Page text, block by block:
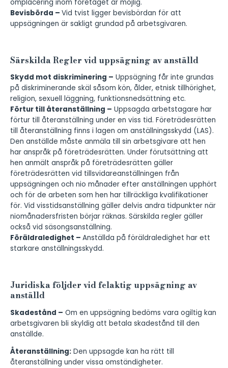
omplacering inom företaget är möjlig.
Bevisbörda –Vid tvist ligger bevisbördan för att
uppsägningen är sakligt grundad på arbetsgivaren.
Särskilda Regler vid uppsägning av anställd
Skydd mot diskriminering – Uppsägning får inte grundas
på diskriminerande skäl såsom kön, ålder, etnisk tillhörighet,
religion, sexuell läggning, funktionsnedsättning etc.
Förtur till återanställning – Uppsagda arbetstagare har
förtur till återanställning under en viss tid. Företrädesrätten
till återanställning finns ilagen om anställningsskydd (LAS).
Den anställde måste anmäla till sin arbetsgivare att hen
har anspråk på företrädesrätten. Under förutsättning att
hen anmält anspråk på företrädesrätten gäller
företrädesrätten vid tillsvidareanställningen från
uppsägningen och nio månader efter anställningen upphört
och för de arbeten som hen har tillräckliga kvalifikationer
för. Vidvisstidsanställning gäller delvis andra tidpunkter när
niomånadersfristen börjar räknas. Särskilda regler gäller
också vid säsongsanställning.
Föräldraledighet –Anställda på föräldraledighet har ett
starkare anställningsskydd.
Juridiska följder vid felaktig uppsägning av
anställd
Skadestånd – Om en uppsägning bedöms vara ogiltig kan
arbetsgivaren bli skyldig att betala skadestånd till den
anställde.
Återanställning: Den uppsagde kan ha rätt till
återanställning under vissa omständigheter.